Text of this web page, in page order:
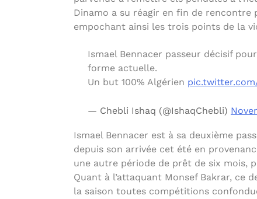
Dinamo a su réagir en fin de rencontre
empochant ainsi les trois points de la
Ismael Bennacer passeur décisif
forme actuelle.
Un but 100% Algérien
— Chebli Ishaq (@IshaqChebli)
Ismael Bennacer est à sa deuxième
depuis son arrivée cet été en
une autre période de prêt de six mois,
Quant à l’attaquant Monsef Bakrar, ce
la saison toutes compétitions